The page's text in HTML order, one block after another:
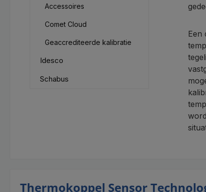
Accessoires
Comet Cloud
Geaccrediteerde kalibratie
Idesco
Schabus
Een
Thermokoppel Sensor